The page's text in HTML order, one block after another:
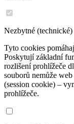
Nezbytné (technické)
Tyto cookies
Poskytují základní
rozlišení prohlížeče
souborů nemůže
(session cookie) –
prohlížeče.